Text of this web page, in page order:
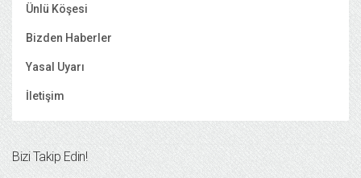
Ünlü Köşesi
Bizden Haberler
Yasal Uyarı
İletişim
Bizi Takip Edin!